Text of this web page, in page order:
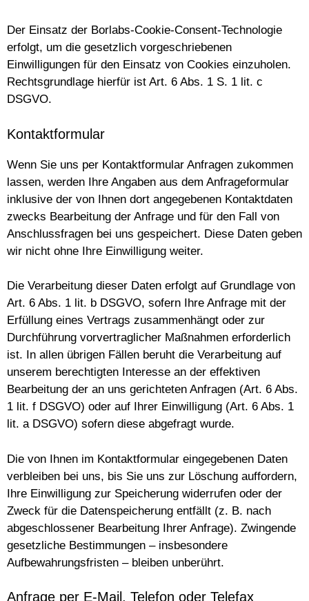
Der Einsatz der Borlabs-Cookie-Consent-Technologie
erfolgt, um die gesetzlich vorgeschriebenen
Einwilligungen für den Einsatz von Cookies einzuholen.
Rechtsgrundlage hierfür ist Art. 6 Abs. 1 S. 1 lit. c
DSGVO.
Kontaktformular
Wenn Sie uns per Kontaktformular Anfragen zukommen
lassen, werden Ihre Angaben aus dem Anfrageformular
inklusive der von Ihnen dort angegebenen Kontaktdaten
zwecks Bearbeitung der Anfrage und für den Fall von
Anschlussfragen bei uns gespeichert. Diese Daten geben
wir nicht ohne Ihre Einwilligung weiter.
Die Verarbeitung dieser Daten erfolgt auf Grundlage von
Art. 6 Abs. 1 lit. b DSGVO, sofern Ihre Anfrage mit der
Erfüllung eines Vertrags zusammenhängt oder zur
Durchführung vorvertraglicher Maßnahmen erforderlich
ist. In allen übrigen Fällen beruht die Verarbeitung auf
unserem berechtigten Interesse an der effektiven
Bearbeitung der an uns gerichteten Anfragen (Art. 6 Abs.
1 lit. f DSGVO) oder auf Ihrer Einwilligung (Art. 6 Abs. 1
lit. a DSGVO) sofern diese abgefragt wurde.
Die von Ihnen im Kontaktformular eingegebenen Daten
verbleiben bei uns, bis Sie uns zur Löschung auffordern,
Ihre Einwilligung zur Speicherung widerrufen oder der
Zweck für die Datenspeicherung entfällt (z. B. nach
abgeschlossener Bearbeitung Ihrer Anfrage). Zwingende
gesetzliche Bestimmungen – insbesondere
Aufbewahrungsfristen – bleiben unberührt.
Anfrage per E-Mail, Telefon oder Telefax